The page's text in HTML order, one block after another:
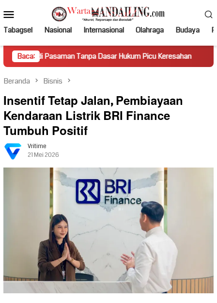
ke
kontenMobile
Tabagsel Nasional Internasional Olahraga Budaya
Baca:Tanpa Dasar Hukum Picu Keresahan Truk Miring
Beranda Bisnis
Insentif Tetap Jalan, Pembiayaan
Kendaraan Listrik BRI Finance
Tumbuh Positif
Vritime
21 Mei 2026